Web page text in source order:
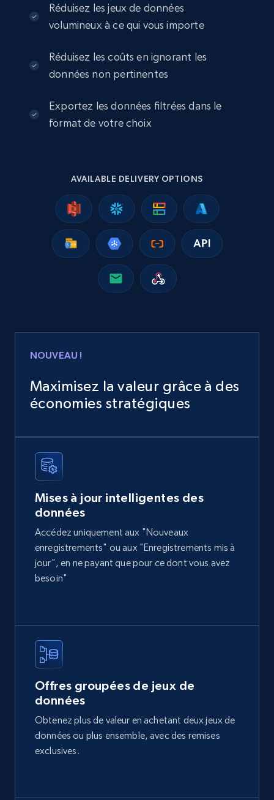
Zonaprop Argentina - Properties Listing
URL, Title, GeneratedTitle, Imagenes, Numero
more.
71+ Buy Now
Inmuebles24 Mexico - Properties Listings
URL, Title, GeneratedTitle, Description, Seller,
Precio, Publicado hace, CreatedDate, and more.
Metrocuadrado - Properties Listings
Real estate
402+
Toctoc - Properties Listings
more.
Real estate
362+ 10+
Properati Argentina and Colombia -
Réduisez les jeux de données
volumineux à ce qui vous importe
Réduisez les coûts en ignorant les
données non pertinentes
Exportez les données filtrées dans le
format de votre choix
AVAILABLE DELIVERY OPTIONS
NOUVEAU !
Maximisez la valeur grâce à des
économies stratégiques
Mises à jour intelligentes des
données
Accédez uniquement aux "Nouveaux
enregistrements" ou aux "Enregistrements mis à
jour", en ne payant que pour ce dont vous avez
besoin"
Offres groupées de jeux de
données
Obtenez plus de valeur en achetant deux jeux de
données ou plus ensemble, avec des remises
exclusives.